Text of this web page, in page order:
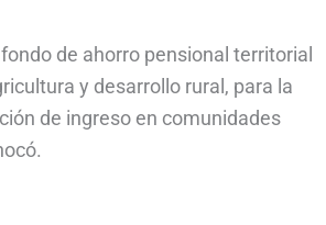
de ahorro pensional territorial
y desarrollo rural, para la
de ingreso en comunidades